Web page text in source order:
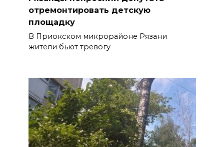
отремонтировать детскую
площадку
В Приокском микрорайоне Рязани
жители бьют тревогу